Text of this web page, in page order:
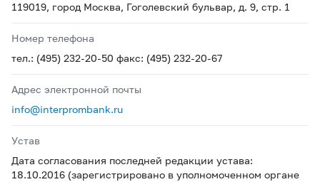
119019, город Москва, Гоголевский бульвар, д. 9, стр. 1
Номер телефона
тел.: (495) 232-20-50 факс: (495) 232-20-67
Адрес электронной почты
info@interprombank.ru
Устав
Дата согласования последней редакции устава:
18.10.2016 (зарегистрировано в уполномоченном органе